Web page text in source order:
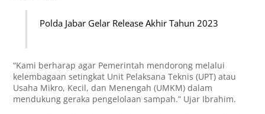
Polda Jabar Gelar Release Akhir Tahun 2023
“Kami berharap agar Pemerintah mendorong melalui
kelembagaan setingkat Unit Pelaksana Teknis (UPT) atau
Usaha Mikro, Kecil, dan Menengah (UMKM) dalam
mendukung geraka pengelolaan sampah.” Ujar Ibrahim.